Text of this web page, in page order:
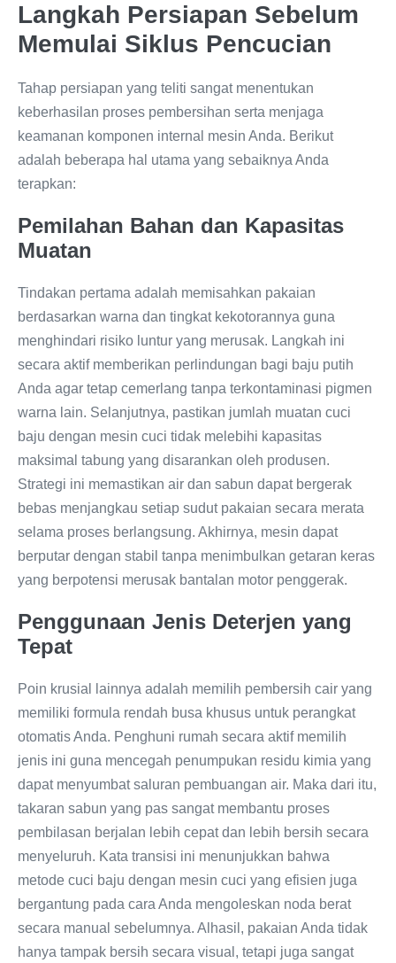
Langkah Persiapan Sebelum
Memulai Siklus Pencucian
Tahap persiapan yang teliti sangat menentukan
keberhasilan proses pembersihan serta menjaga
keamanan komponen internal mesin Anda. Berikut
adalah beberapa hal utama yang sebaiknya Anda
terapkan:
Pemilahan Bahan dan Kapasitas
Muatan
Tindakan pertama adalah memisahkan pakaian
berdasarkan warna dan tingkat kekotorannya guna
menghindari risiko luntur yang merusak. Langkah ini
secara aktif memberikan perlindungan bagi baju putih
Anda agar tetap cemerlang tanpa terkontaminasi pigmen
warna lain. Selanjutnya, pastikan jumlah muatan cuci
baju dengan mesin cuci tidak melebihi kapasitas
maksimal tabung yang disarankan oleh produsen.
Strategi ini memastikan air dan sabun dapat bergerak
bebas menjangkau setiap sudut pakaian secara merata
selama proses berlangsung. Akhirnya, mesin dapat
berputar dengan stabil tanpa menimbulkan getaran keras
yang berpotensi merusak bantalan motor penggerak.
Penggunaan Jenis Deterjen yang
Tepat
Poin krusial lainnya adalah memilih pembersih cair yang
memiliki formula rendah busa khusus untuk perangkat
otomatis Anda. Penghuni rumah secara aktif memilih
jenis ini guna mencegah penumpukan residu kimia yang
dapat menyumbat saluran pembuangan air. Maka dari itu,
takaran sabun yang pas sangat membantu proses
pembilasan berjalan lebih cepat dan lebih bersih secara
menyeluruh. Kata transisi ini menunjukkan bahwa
metode cuci baju dengan mesin cuci yang efisien juga
bergantung pada cara Anda mengoleskan noda berat
secara manual sebelumnya. Alhasil, pakaian Anda tidak
hanya tampak bersih secara visual, tetapi juga sangat